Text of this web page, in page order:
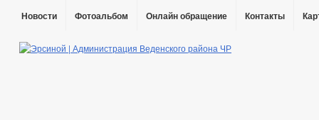
Новости Фотоальбом Онлайн обращение Контакты